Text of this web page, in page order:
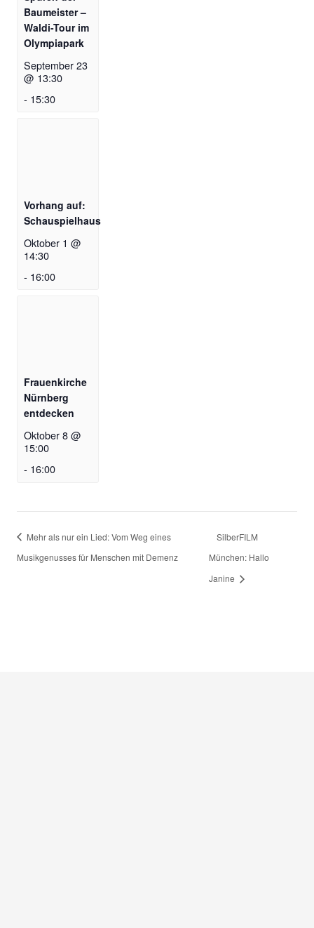
Baumeister –
Waldi-Tour im
Olympiapark
September 23
@ 13:30
- 15:30
Vorhang auf:
Schauspielhaus
Oktober 1 @
14:30
- 16:00
Frauenkirche
Nürnberg
entdecken
Oktober 8 @
15:00
- 16:00
Mehr als nur ein Lied: Vom Weg eines
Musikgenusses für Menschen mit Demenz
SilberFILM
München: Hallo
Janine